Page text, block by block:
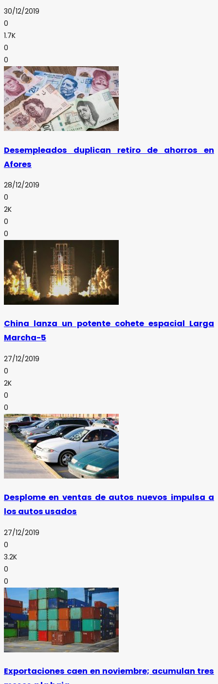
30/12/2019
0
1.7K
0
0
Desempleados duplican retiro de ahorros en
Afores
28/12/2019
0
2K
0
0
China lanza un potente cohete espacial Larga
Marcha-5
27/12/2019
0
2K
0
0
Desplome en ventas de autos nuevos impulsa a
los autos usados
27/12/2019
0
3.2K
0
0
Exportaciones caen en noviembre; acumulan tres